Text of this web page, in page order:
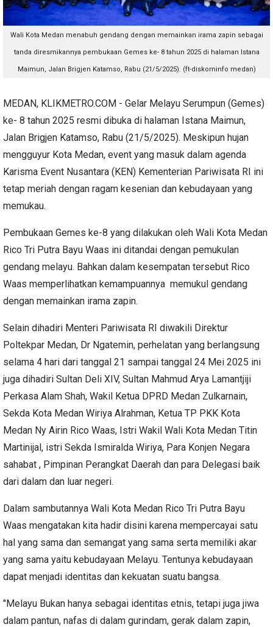
Wali Kota Medan menabuh gendang dengan memainkan irama zapin sebagai
tanda diresmikannya pembukaan Gemes ke- 8 tahun 2025 di halaman Istana
Maimun, Jalan Brigjen Katamso, Rabu (21/5/2025). (ft-diskominfo medan)
MEDAN, KLIKMETRO.COM - Gelar Melayu Serumpun (Gemes)
ke- 8 tahun 2025 resmi dibuka di halaman Istana Maimun,
Jalan Brigjen Katamso, Rabu (21/5/2025). Meskipun hujan
mengguyur Kota Medan, event yang masuk dalam agenda
Karisma Event Nusantara (KEN) Kementerian Pariwisata RI ini
tetap meriah dengan ragam kesenian dan kebudayaan yang
memukau.
Pembukaan Gemes ke-8 yang dilakukan oleh Wali Kota Medan
Rico Tri Putra Bayu Waas ini ditandai dengan pemukulan
gendang melayu. Bahkan dalam kesempatan tersebut Rico
Waas memperlihatkan kemampuannya memukul gendang
dengan memainkan irama zapin.
Selain dihadiri Menteri Pariwisata RI diwakili Direktur
Poltekpar Medan, Dr Ngatemin, perhelatan yang berlangsung
selama 4 hari dari tanggal 21 sampai tanggal 24 Mei 2025 ini
juga dihadiri Sultan Deli XIV, Sultan Mahmud Arya Lamantjiji
Perkasa Alam Shah, Wakil Ketua DPRD Medan Zulkarnain,
Sekda Kota Medan Wiriya Alrahman, Ketua TP PKK Kota
Medan Ny Airin Rico Waas, Istri Wakil Wali Kota Medan Titin
Martinijal, istri Sekda Ismiralda Wiriya, Para Konjen Negara
sahabat , Pimpinan Perangkat Daerah dan para Delegasi baik
dari dalam dan luar negeri.
Dalam sambutannya Wali Kota Medan Rico Tri Putra Bayu
Waas mengatakan kita hadir disini karena mempercayai satu
hal yang sama dan semangat yang sama serta memiliki akar
yang sama yaitu kebudayaan Melayu. Tentunya kebudayaan
dapat menjadi identitas dan kekuatan suatu bangsa.
"Melayu Bukan hanya sebagai identitas etnis, tetapi juga jiwa
dalam pantun, nafas di dalam gurindam, gerak dalam zapin,